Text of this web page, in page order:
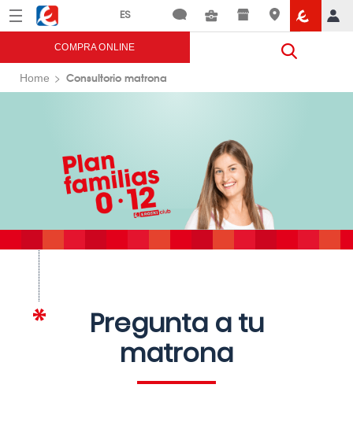
Menú Eroski
COMPRA ONLINE
Home Consultorio matrona
Pregunta a tu
matrona